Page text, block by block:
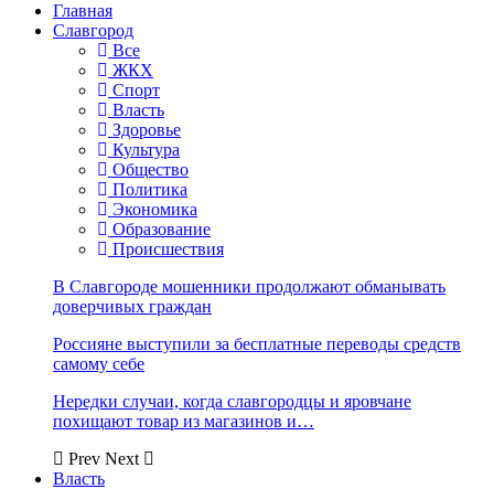
Главная
Славгород
Все
ЖКХ
Спорт
Власть
Здоровье
Культура
Общество
Политика
Экономика
Образование
Происшествия
В Славгороде мошенники продолжают обманывать
доверчивых граждан
Россияне выступили за бесплатные переводы средств
самому себе
Нередки случаи, когда славгородцы и яровчане
похищают товар из магазинов и…
Prev Next
Власть